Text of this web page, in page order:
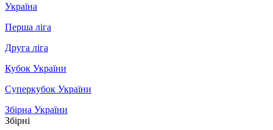
Україна
Перша ліга
Друга ліга
Кубок України
Суперкубок України
Збірна України
Збірні